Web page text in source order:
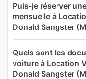
Puis-je réserver
mensuelle à
Donald Sangster
Quels sont les
voiture à Location
Donald Sangster